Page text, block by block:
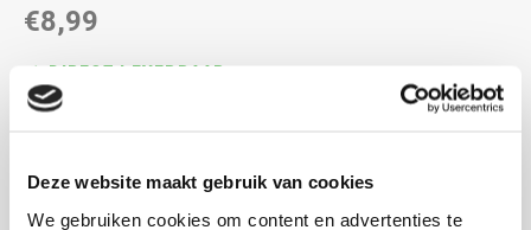
Deze website maakt gebruik van cookies
We gebruiken cookies om content en advertenties te
€8,99
DIRECT LEVERBAAR
MAAK EEN KEUZE:*